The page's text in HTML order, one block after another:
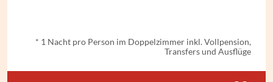
* 1 Nacht pro Person im Doppelzimmer inkl. Vollpension,
Transfers und Ausflüge